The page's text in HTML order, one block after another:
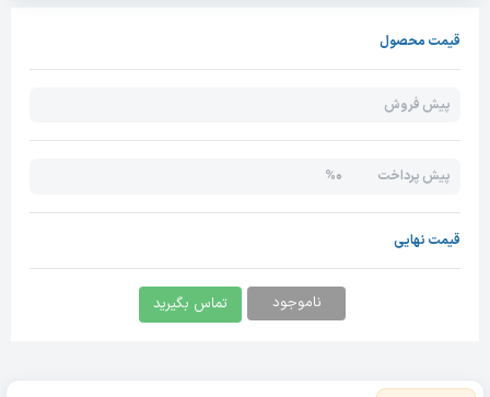
قیمت محصول
پیش فروش
پیش پرداخت 0%
قیمت نهایی
ناموجود تماس بگیرید